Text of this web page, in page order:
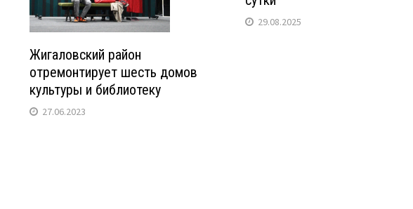
Жигаловский район
отремонтирует шесть домов
культуры и библиотеку
27.06.2023
29.08.2025